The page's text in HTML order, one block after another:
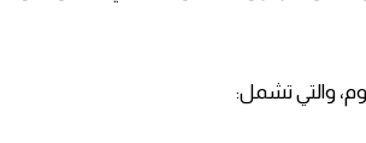
والتي تشمل: